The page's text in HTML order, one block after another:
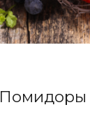
Помидоры